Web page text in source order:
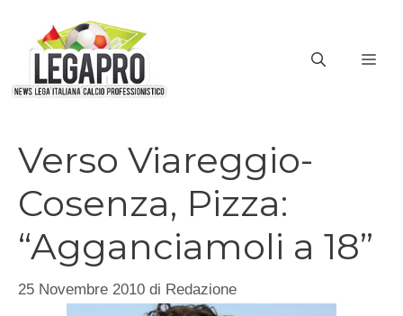
contenuto
Verso Viareggio-
Cosenza, Pizza:
“Agganciamoli a 18”
25 Novembre 2010 di Redazione